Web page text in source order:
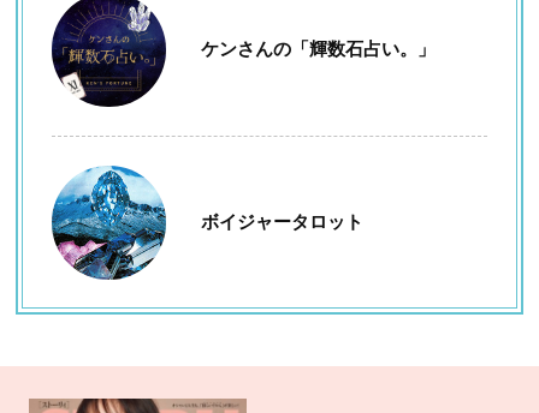
ケンさんの「輝数石占い。」
ボイジャータロット